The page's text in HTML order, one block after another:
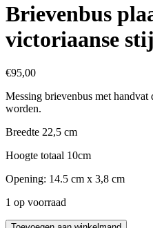
Brievenbus
victoriaanse
€95,00
Messing brievenbus met
worden.
Breedte 22,5 cm
Hoogte totaal 10cm
Opening: 14.5 cm x 3,8 cm
1 op voorraad